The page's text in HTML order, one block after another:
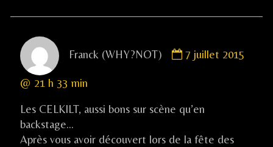
Franck (WHY?NOT)
by
NOT)
published
on
7 juillet 2015
@ 21 h 33 min
Les CELKILT, aussi bons sur scène qu’en
backstage…
Après vous avoir découvert lors de la fête des